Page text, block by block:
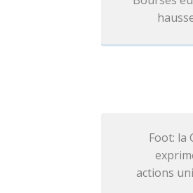
Foot: la
actions